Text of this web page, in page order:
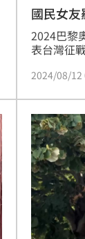
國民女
2024巴黎
表台灣征
銜，與「
眾接機。
傷，確定
爸羅文祥
受訪時也
她。」
2024/08/12